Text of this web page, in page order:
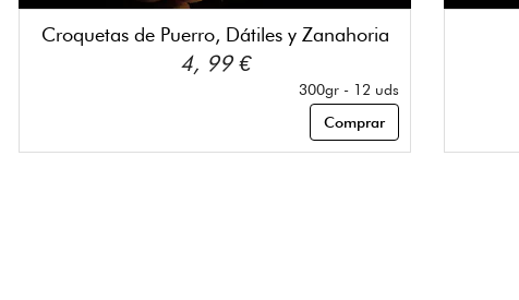
Croquetas de Puerro, Dátiles y Zanahoria
4, 99 €
300gr - 12 uds
Comprar